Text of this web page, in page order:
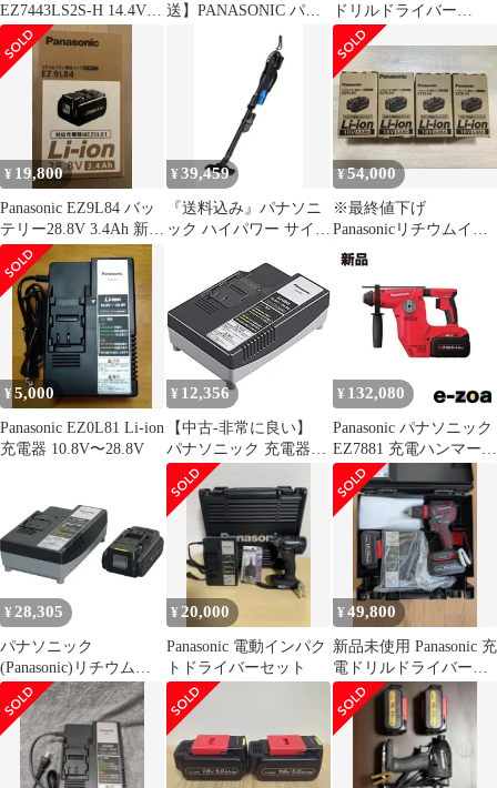
EZ7443LS2S-H 14.4V充
電自動変速ドリルドラ
イバ[203]
送】PANASONIC パナ
ソニック パナソニック
電工 (株) EZ0L81 5018
Panasonic 急速充電器
ドリルドライバー
EZ74A1 本体 充電器セ
¥ 19,800
Panasonic EZ9L84 バッ
テリー28.8V 3.4Ah 新品
未使用
¥39,459
『送料込み』パナソニ
ック ハイパワー サイク
¥54,000
※最終値下げ
Panasonicリチウムイオ
ン電池パックEZ9L54 4
個セット
¥5,000
Panasonic EZ0L81 Li-ion
充電器 10.8V〜28.8V
¥ 12,356
【中古-非常に良い】
パナソニック 充電器
EZ0L81 スライド式リ
チウムイオン用
10.8V・14.4V・18V・
21.6V・28.8V対応 急速
充電器
¥ 132,080
Panasonic パナソニック
EZ7881 充電ハンマード
リル 28.8V 集じんシス
テムなし/電池2個/充電
器/ケース付/赤
EZ7881PC2S-R
(2675952)
¥ 28,305
パナソニック
(Panasonic)リチウムイ
オン電池パック充電器
セット
EZ9L48(14.4V5.0Ah)大
容量・高負荷対応LJタ
イプ/EZ0L81(
¥ 20,000
Panasonic 電動インパク
トドライバーセット
¥49,800
新品未使用 Panasonic 充
電ドリルドライバー
EZ1DD1J18D-R